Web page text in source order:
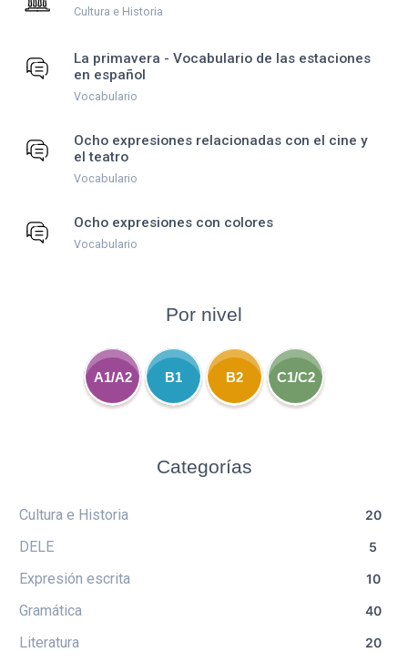
Cultura e Historia
La primavera - Vocabulario de las estaciones
en español
Vocabulario
Ocho expresiones relacionadas con el cine y
el teatro
Vocabulario
Ocho expresiones con colores
Vocabulario
Por nivel
A1/A2 B1 B2 C1/C2
Categorías
Cultura e Historia 20
DELE 5
Expresión escrita 10
Gramática 40
Literatura 20